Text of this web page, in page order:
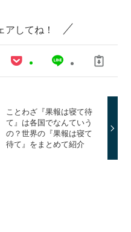
アしてね！
ことわざ『果報は寝て待
て』は各国でなんていう
の？世界の『果報は寝て
待て』をまとめて紹介